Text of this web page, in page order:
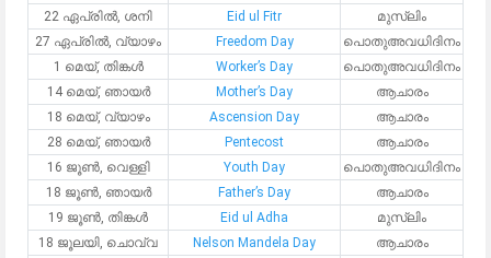
22 ഏപ്രിൽ, ശനി Eid ul Fitr
മുസ്ലിം
27 ഏപ്രിൽ, വ്യാഴം
Freedom Day
പൊതുഅവധിദിനം
1 മെയ്, തിങ്കള്‍
Worker’s Day
പൊതുഅവധിദിനം
14 മെയ്, ഞായർ
Mother’s Day
ആചാരം
18 മെയ്, വ്യാഴം
Ascension Day
ആചാരം
28 മെയ്, ഞായർ
Pentecost
ആചാരം
16 ജൂൺ, വെള്ളി
Youth Day
പൊതുഅവധിദിനം
18 ജൂൺ, ഞായർ
Father’s Day
ആചാരം
19 ജൂൺ, തിങ്കള്‍
Eid ul Adha
മുസ്ലിം
18 ജൂലയി, ചൊവ്വ
Nelson Mandela Day ആചാരം